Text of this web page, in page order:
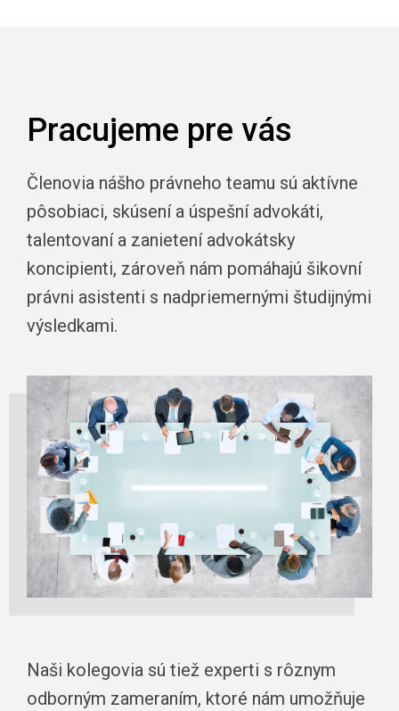
Pracujeme pre vás
Členovia nášho právneho teamu sú aktívne
pôsobiaci, skúsení a úspešní advokáti,
talentovaní a zanietení advokátsky
koncipienti, zároveň nám pomáhajú šikovní
právni asistenti s nadpriemernými študijnými
výsledkami.
Naši kolegovia sú tiež experti s rôznym
odborným zameraním, ktoré nám umožňuje